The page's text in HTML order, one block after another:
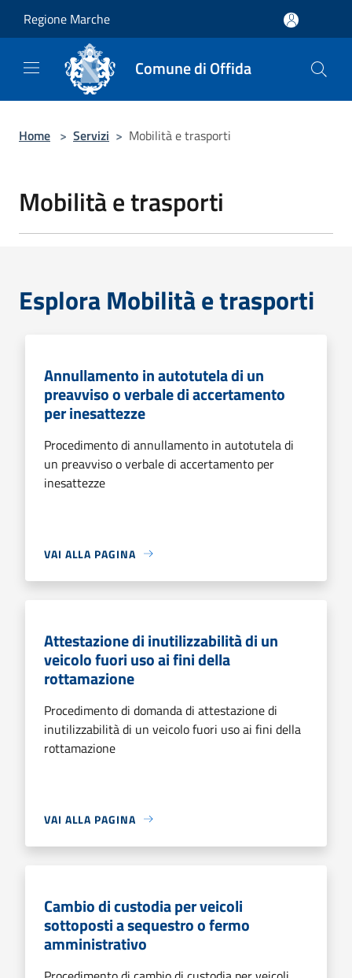
Regione Marche
Comune di Offida
Home > Servizi > Mobilità e trasporti
Mobilità e trasporti
Esplora Mobilità e trasporti
Annullamento in autotutela di un
preavviso o verbale di accertamento
per inesattezze
Procedimento di annullamento in autotutela di
un preavviso o verbale di accertamento per
inesattezze
VAI ALLA PAGINA
Attestazione di inutilizzabilità di un
veicolo fuori uso ai fini della
rottamazione
Procedimento di domanda di attestazione di
inutilizzabilità di un veicolo fuori uso ai fini della
rottamazione
VAI ALLA PAGINA
Cambio di custodia per veicoli
sottoposti a sequestro o fermo
amministrativo